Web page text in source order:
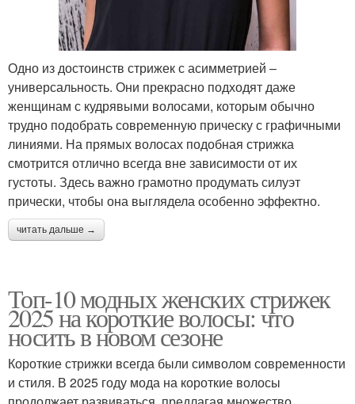
Одно из достоинств стрижек с асимметрией –
универсальность. Они прекрасно подходят даже
женщинам с кудрявыми волосами, которым обычно
трудно подобрать современную прическу с графичными
линиями. На прямых волосах подобная стрижка
смотрится отлично всегда вне зависимости от их
густоты. Здесь важно грамотно продумать силуэт
прически, чтобы она выглядела особенно эффектно.
читать дальше →
Топ-10 модных женских стрижек
2025 на короткие волосы: что
носить в новом сезоне
Короткие стрижки всегда были символом современности
и стиля. В 2025 году мода на короткие волосы